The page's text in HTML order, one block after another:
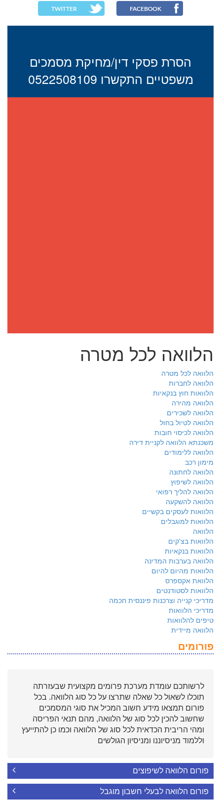
הסרת פסקי דין/מחיקת מסמכים
משפטיים התקשרו 0522508109
הלוואה לכל מטרה
הלוואה לכל מטרה
הלוואה לחברות
הלוואות חוץ בנקאיות
הלוואה מהירה
הלוואה לשכירים
הלוואה לטיול בחול
הלוואה לכיסוי חובות
משכנתא הלוואה לקניית דירה
הלוואה ללימודים
מימון רכב
הלוואה לחתונה
הלוואה לשיפוץ
הלוואה להליך רפואי
הלוואה להשקעה
הלוואות לעסקים בקשיים
הלוואות למוגבלים
הלוואה
הלוואות בצ'קים
הלוואות בנקאיות
הלוואה בערבות המדינה
הלוואות מהיום להיום
הלוואת אקספרס
הלוואות לסטודנטים
מדריכי קנייה וצרכנות פיננסית חכמה
מדריכי הלוואות
טיפים להלוואות
הלוואה מיידית
פורומים
לרשותכם עומדת מערכת פרומים מקצועית שבעזרתה
תוכלו לשאול כל שאלה שתרצו על כל סוג הלוואה. בכל
פורום תמצאו מידע חשוב המכיל את סוגי המסמכים
שחשוב להכין לכל סוג של הלוואה, מהם תנאי הפריסה
ומהי הריבית הכדאית לכל סוג של הלוואה וכמו כן להתייעץ
וללמוד מניסיוננו ומניסיון הגולשים
פורום הלוואה לשיפוצים
פורום הלוואה לבעלי חשבון מוגבל